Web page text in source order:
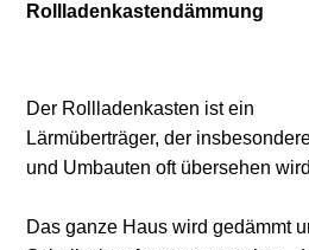
Rollladenkastendämmung
Der Rollladenkasten ist ein
Lärmüberträger, der
und Umbauten oft übersehen
Das ganze Haus wird gedämmt